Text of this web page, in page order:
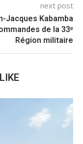
next post
Jacques Kabamba
de la 33ᵉ
Région militaire